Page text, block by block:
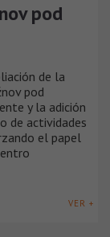
pod
de la
pod
y la adición
de actividades
el papel
VER +